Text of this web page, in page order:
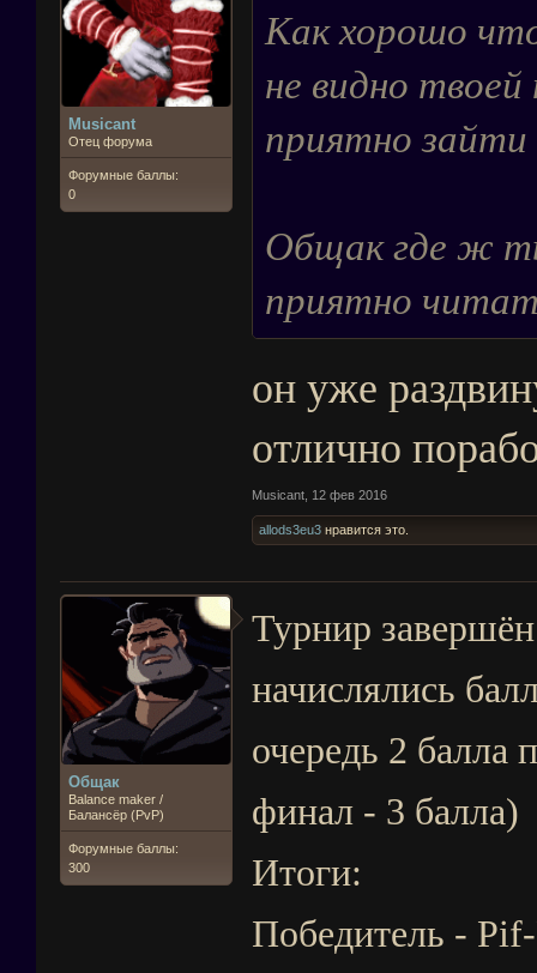
Musicant
Отец форума
Форумные баллы:
0
Как хорошо
не видно
приятно
Общак где ж
приятно
он уже
отлично
Musicant 12 фев 2016
allods3eu3 нравится это.
Общак
Balance maker /
Балансёр (PvP)
Форумные баллы:
300
Турнир
начислялись
очередь 2 балла
финал - 3 балла)
Итоги:
Победитель -